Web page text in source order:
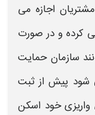
اجازه می
کرده و در صورت
سازمان حمایت
شود پیش ازثبت
واریزی خود اسکن